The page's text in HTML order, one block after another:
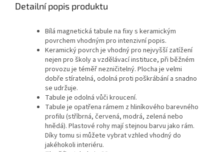
Detailní popis produktu
Bílá magnetická tabule na fixy s keramickým
povrchem vhodným pro intenzivní popis.
Keramický povrch je vhodný pro nejvyšší zatížení
nejen pro školy a vzdělávací instituce, při běžném
provozu je téměř nezničitelný. Plocha je velmi
dobře stíratelná, odolná proti poškrábání a snadno
se udržuje.
Tabule je odolná vůči kroucení.
Tabule je opatřena rámem z hliníkového barevného
profilu (stříbrná, červená, modrá, zelená nebo
hnědá). Plastové rohy mají stejnou barvu jako rám.
Díky tomu si můžete vybrat vzhled vhodný do
jakéhokoli interiéru.